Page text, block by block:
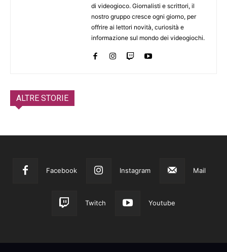
di videogioco. Giornalisti e scrittori, il
nostro gruppo cresce ogni giorno, per
offrire ai lettori novità, curiosità e
informazione sul mondo dei videogiochi.
ALTRE STORIE
Facebook Instagram Mail
Twitch Youtube